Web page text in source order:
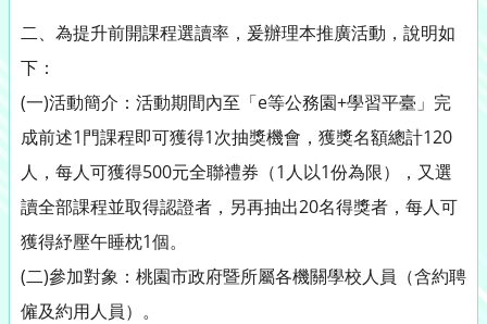
二、為提升前開課程選讀率，爰辦理本推廣活動，說明如
下：
(一)活動簡介：活動期間內至「e等公務園+學習平臺」完
成前述1門課程即可獲得1次抽獎機會，獲獎名額總計120
人，每人可獲得500元全聯禮券（1人以1份為限），又選
讀全部課程並取得認證者，另再抽出20名得獎者，每人可
獲得紓壓午睡枕1個。
(二)參加對象：桃園市政府暨所屬各機關學校人員（含約聘
僱及約用人員）。